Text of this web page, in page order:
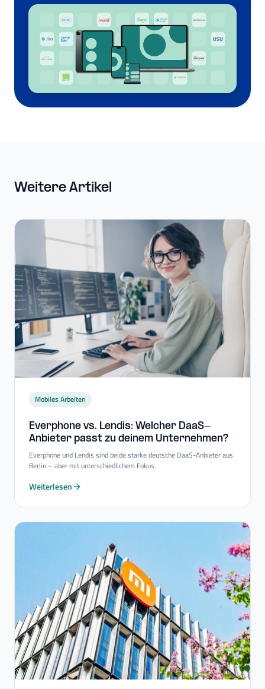
Weitere Artikel
Mobiles Arbeiten
Everphone vs. Lendis: Welcher DaaS-​
Anbieter passt zu deinem Unternehmen?
Everphone und Lendis sind beide starke deutsche DaaS-Anbieter aus
Berlin – aber mit unterschiedlichem Fokus.
Weiterlesen